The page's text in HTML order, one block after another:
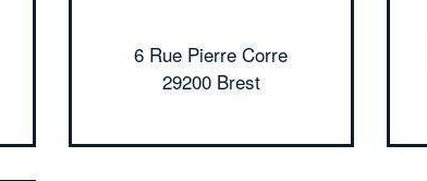
6 Rue Pierre Corre
29200 Brest